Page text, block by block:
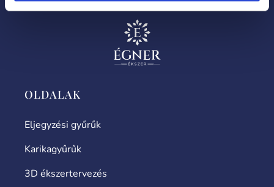
OLDALAK
Eljegyzési gyűrűk
Karikagyűrűk
3D ékszertervezés